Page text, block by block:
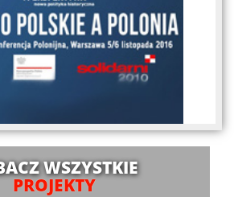
WSZYSTKIE
PROJEKTY